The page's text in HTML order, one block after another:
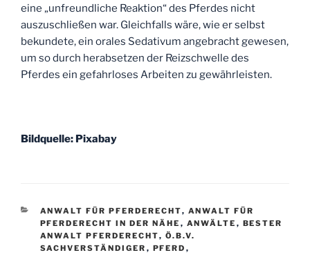
eine „unfreundliche Reaktion“ des Pferdes nicht
auszuschließen war. Gleichfalls wäre, wie er selbst
bekundete, ein orales Sedativum angebracht gewesen,
um so durch herabsetzen der Reizschwelle des
Pferdes ein gefahrloses Arbeiten zu gewährleisten.
Bildquelle: Pixabay
KATEGORIEN
ANWALT FÜR PFERDERECHT, ANWALT FÜR
PFERDERECHT IN DER NÄHE , ANWÄLTE , BESTER
ANWALT PFERDERECHT, Ö.B.V.
SACHVERSTÄNDIGER , PFERD ,